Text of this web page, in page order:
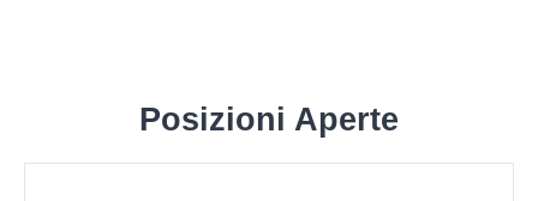
Posizioni Aperte